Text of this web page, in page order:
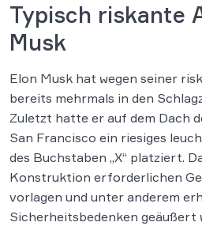
Typisch riskante
Musk
Elon Musk hat wegen seiner
bereits mehrmals in den
Zuletzt hatte er auf dem Dach
San Francisco ein riesiges
des Buchstaben „X“ platziert.
Konstruktion erforderlichen
vorlagen und unter anderem
Sicherheitsbedenken geäußert